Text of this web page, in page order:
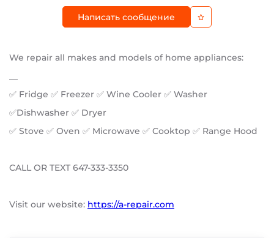
Написать сообщение
We repair all makes and models of home appliances:
✅ Fridge ✅ Freezer ✅ Wine Cooler ✅ Washer
✅Dishwasher ✅ Dryer
✅ Stove ✅ Oven ✅ Microwave ✅ Cooktop ✅ Range Hood
CALL OR TEXT 647-333-3350
Visit our website: https://a-repair.com